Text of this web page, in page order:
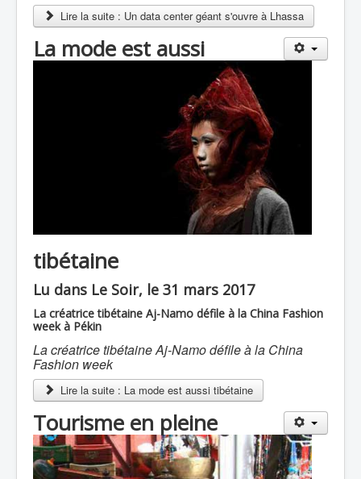
Lire la suite : Un data center géant s'ouvre à Lhassa
La mode est aussi
tibétaine
Lu dans Le Soir, le 31 mars 2017
La créatrice tibétaine Aj-Namo défile à la China Fashion
week à Pékin
La créatrice tibétaine Aj-Namo défile à la China
Fashion week
Lire la suite : La mode est aussi tibétaine
Tourisme en pleine